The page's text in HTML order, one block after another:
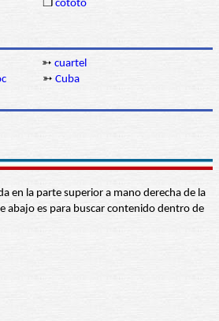
❒ cototo
➳ cuartel
➳ Cuba
en la parte superior a mano derecha de la
abajo es para buscar contenido dentro de